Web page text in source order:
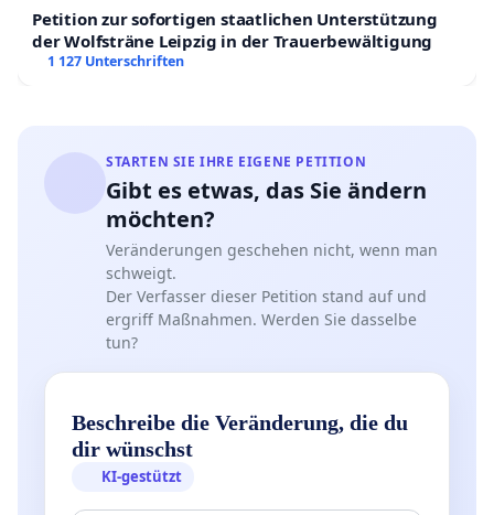
Petition zur sofortigen staatlichen Unterstützung
der Wolfsträne Leipzig in der Trauerbewältigung
1 127 Unterschriften
STARTEN SIE IHRE EIGENE PETITION
Gibt es etwas, das Sie ändern
möchten?
Veränderungen geschehen nicht, wenn man
schweigt.
Der Verfasser dieser Petition stand auf und
ergriff Maßnahmen. Werden Sie dasselbe
tun?
Beschreibe die Veränderung, die du
dir wünschst
KI-gestützt